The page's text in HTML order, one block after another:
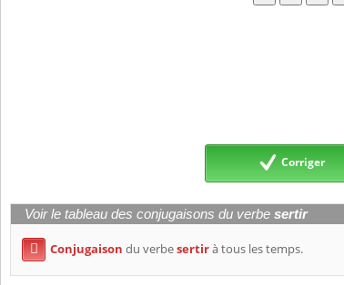
Corriger
Voir le tableau des conjugaisons du verbesertir
 Conjugaison du verbesertirà tous les temps.